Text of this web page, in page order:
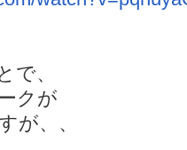
で、
クが
が、、